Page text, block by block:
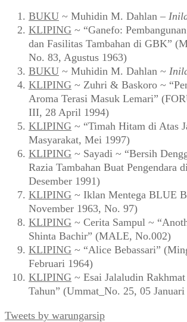
BUKU ~ Muhidin M. Dahlan –
KLIPING ~ “Ganefo:
dan Fasilitas Tambahan di GBK”
No. 83, Agustus 1963)
BUKU ~ Muhidin M. Dahlan ~
KLIPING ~ Zuhri & Baskoro ~
Aroma Terasi Masuk Lemari”
III, 28 April 1994)
KLIPING ~ “Timah Hitam di Atas
Masyarakat, Mei 1997)
KLIPING ~ Sayadi ~ “Bersih
Razia Tambahan Buat Pengendara
Desember 1991)
KLIPING ~ Iklan Mentega BLUE
November 1963, No. 97)
KLIPING ~ Cerita Sampul ~
Shinta Bachir” (MALE, No.002)
KLIPING ~ “Alice Bebassari”
Februari 1964)
KLIPING ~ Esai Jalaludin
Tahun” (Ummat_No. 25, 05
Tweets by warungarsip